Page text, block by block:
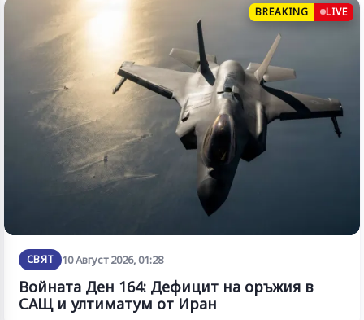
BREAKING LIVE
СВЯТ 10 Август 2026, 01:28
Войната Ден 164: Дефицит на оръжия в
САЩ и ултиматум от Иран